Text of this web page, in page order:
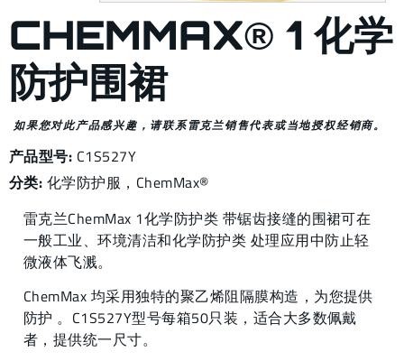
CHEMMAX® 1 化学
防护围裙
如果您对此产品感兴趣，请联系雷克兰销售代表或当地授权经销商。
产品型号: C1S527Y
分类: 化学防护服 ， ChemMax®
雷克兰ChemMax 1化学防护类 带锯齿接缝的围裙可在
一般工业、环境清洁和化学防护类 处理应用中防止轻
微液体飞溅。
ChemMax 均采用独特的聚乙烯阻隔膜构造，为您提供
防护 。C1S527Y型号每箱50只装，适合大多数佩戴
者，提供统一尺寸。